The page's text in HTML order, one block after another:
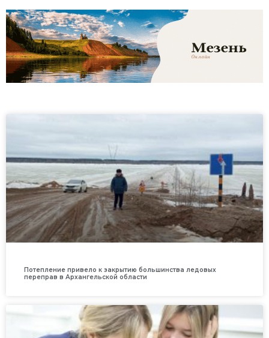
Потепление привело к закрытию большинства ледовых
переправ в Архангельской области